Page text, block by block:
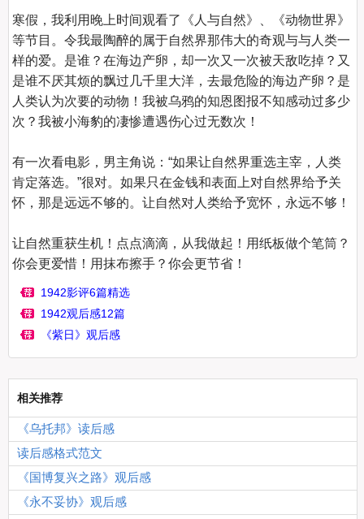
寒假，我利用晚上时间观看了《人与自然》、《动物世界》
等节目。令我最陶醉的属于自然界那伟大的奇观与与人类一
样的爱。是谁？在海边产卵，却一次又一次被天敌吃掉？又
是谁不厌其烦的飘过几千里大洋，去最危险的海边产卵？是
人类认为次要的动物！我被乌鸦的知恩图报不知感动过多少
次？我被小海豹的凄惨遭遇伤心过无数次！
有一次看电影，男主角说：“如果让自然界重选主宰，人类
肯定落选。”很对。如果只在金钱和表面上对自然界给予关
怀，那是远远不够的。让自然对人类给予宽怀，永远不够！
让自然重获生机！点点滴滴，从我做起！用纸板做个笔筒？
1942影评6篇精选
1942观后感12篇
《紫日》观后感
相关推荐
《乌托邦》读后感
读后感格式范文
《国博复兴之路》观后感
《永不妥协》观后感